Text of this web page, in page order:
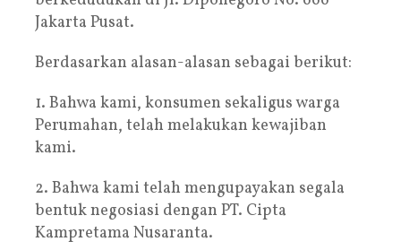
Jakarta Pusat.
Berdasarkan alasan-alasan sebagai berikut:
1. Bahwa kami, konsumen sekaligus warga
Perumahan, telah melakukan kewajiban
kami.
2. Bahwa kami telah mengupayakan segala
bentuk negosiasi dengan PT. Cipta
Kampretama Nusaranta.